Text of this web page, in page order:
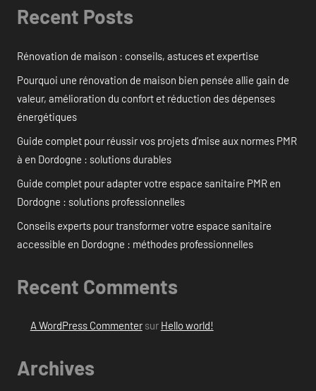
Recent Posts
Rénovation de maison : conseils, astuces et expertise
Pourquoi une rénovation de maison bien pensée allie gain de
valeur, amélioration du confort et réduction des dépenses
énergétiques
Guide complet pour réussir vos projets d’mise aux normes PMR
à en Dordogne : solutions durables
Guide complet pour adapter votre espace sanitaire PMR en
Dordogne : solutions professionnelles
Conseils experts pour transformer votre espace sanitaire
accessible en Dordogne : méthodes professionnelles
Recent Comments
A WordPress Commentersur Hello world!
Archives